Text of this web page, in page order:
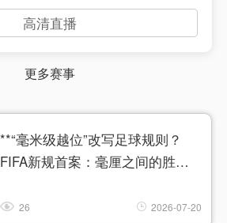
高清直播
更多赛事
**“毫米级越位”改写足球规则？
FIFA新规首案：毫厘之间的胜负
26 2026-07-20